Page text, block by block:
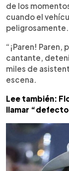
de los
cuando el
peligrosamente.
“¡Paren! Paren,
cantante,
miles de
escena.
Lee también:
llamar